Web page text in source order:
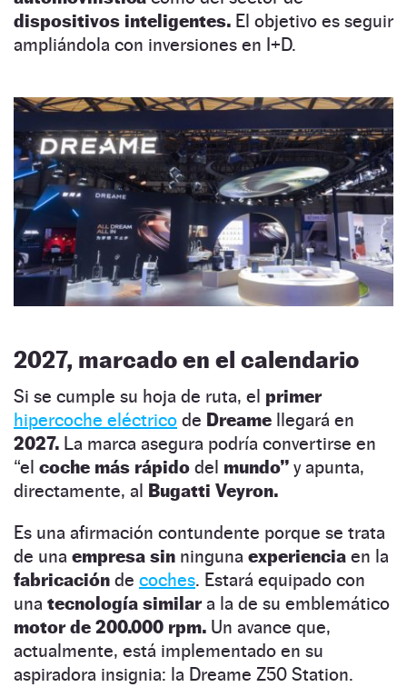
dispositivos inteligentes. El objetivo es seguir
ampliándola con inversiones en I+D.
2027, marcado en el calendario
Si se cumple su hoja de ruta, el primer
hipercoche eléctrico de Dreame llegará en
2027. La marca asegura podría convertirse en
“el coche más rápido del mundo” y apunta,
directamente, al Bugatti Veyron.
Es una afirmación contundente porque se trata
de una empresa sin ninguna experiencia en la
fabricación de coches. Estará equipado con
una tecnología similara la de su emblemático
motor de 200.000 rpm. Un avance que,
actualmente, está implementado en su
aspiradora insignia: la Dreame Z50 Station.